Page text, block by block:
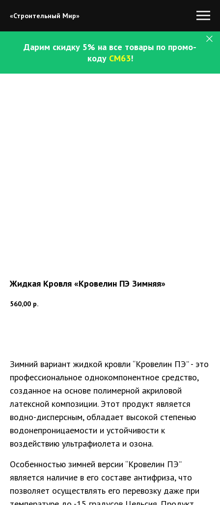
«Строительный Мир»
Дарим скидку 5% на все товары по промо-
коду СМ63!
Жидкая Кровля «Кровелин ПЭ Зимняя»
560,00 р.
Зимний вариант жидкой кровли “Кровелин ПЭ” - это
профессиональное однокомпонентное средство,
созданное на основе полимерной акриловой
латексной композиции. Этот продукт является
водно-дисперсным, обладает высокой степенью
водонепроницаемости и устойчивости к
воздействию ультрафиолета и озона.
Особенностью зимней версии “Кровелин ПЭ”
является наличие в его составе антифриза, что
позволяет осуществлять его перевозку даже при